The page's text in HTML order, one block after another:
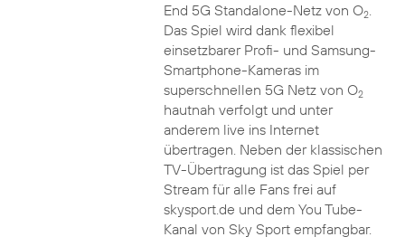
End 5G Standalone-Netz von O2.
Das Spiel wird dank flexibel
einsetzbarer Profi- und Samsung-
Smartphone-Kameras im
superschnellen 5G Netz von O2
hautnah verfolgt und unter
anderem live ins Internet
übertragen. Neben der klassischen
TV-Übertragung ist das Spiel per
Stream für alle Fans frei auf
skysport.de und dem You Tube-
Kanal von Sky Sport empfangbar.